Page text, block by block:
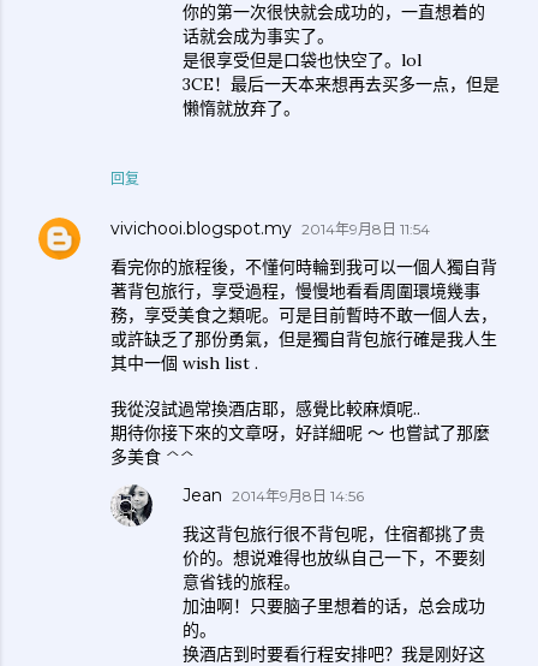
回复
你的第一次很快就会成功的，一直想着的
话就会成为事实了。
是很享受但是口袋也快空了。lol
3CE！最后一天本来想再去买多一点，但是
懒惰就放弃了。
vivichooi.blogspot.my 2014年9月8日 11:54
看完你的旅程後，不懂何時輪到我可以一個人獨自背
著背包旅行，享受過程，慢慢地看看周圍環境幾事
務，享受美食之類呢。可是目前暫時不敢一個人去，
或許缺乏了那份勇氣，但是獨自背包旅行確是我人生
其中一個 wish list .
我從沒試過常換酒店耶，感覺比較麻煩呢..
期待你接下來的文章呀，好詳細呢 ～ 也嘗試了那麼
多美食 ^^
Jean 2014年9月8日 14:56
我这背包旅行很不背包呢，住宿都挑了贵
价的。想说难得也放纵自己一下，不要刻
意省钱的旅程。
加油啊！只要脑子里想着的话，总会成功
的。
换酒店到时要看行程安排吧？我是刚好这